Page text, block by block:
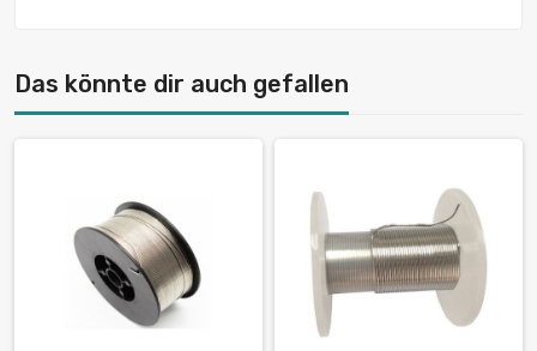
Das könnte dir auch gefallen